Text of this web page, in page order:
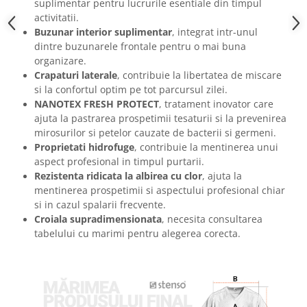
Masti de protectie respiratorie
Sepci, caciuli si esarfe
Pachete promotionale
Accesorii pentru protectia muncii
Sosete de lucru
Branturi
Diverse accesorii
Articole de unica folosinta
Copii - tricouri si hanorace
Comunicare si prezentare
Flipchart-uri
Ecrane Interactive
suplimentar pentru lucrurile esentiale din timpul
activitatii.
Buzunar interior suplimentar, integrat intr-unul
dintre buzunarele frontale pentru o mai buna
organizare.
Crapaturi laterale, contribuie la libertatea de miscare
si la confortul optim pe tot parcursul zilei.
NANOTEX FRESH PROTECT, tratament inovator care
ajuta la pastrarea prospetimii tesaturii si la prevenirea
mirosurilor si petelor cauzate de bacterii si germeni.
Proprietati hidrofuge, contribuie la mentinerea unui
aspect profesional in timpul purtarii.
Rezistenta ridicata la albirea cu clor, ajuta la
mentinerea prospetimii si aspectului profesional chiar
si in cazul spalarii frecvente.
Croiala supradimensionata, necesita consultarea
tabelului cu marimi pentru alegerea corecta.